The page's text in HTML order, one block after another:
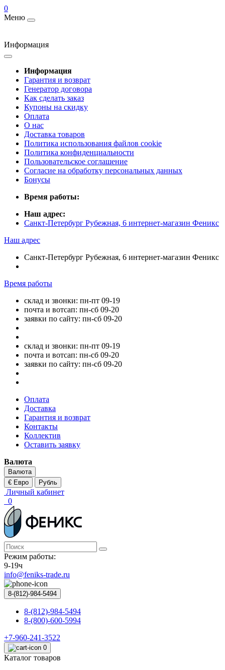
0
Меню
Информация
Информация
Гарантия и возврат
Генератор договора
Как сделать заказ
Купоны на скидку
Оплата
О нас
Доставка товаров
Политика использования файлов cookie
Политика конфиденциальности
Пользовательское соглашение
Согласие на обработку персональных данных
Бонусы
Время работы:
Наш адрес:
Санкт-Петербург Рубежная, 6 интернет-магазин Феникс
Наш адрес
Санкт-Петербург Рубежная, 6 интернет-магазин Феникс
Время работы
склад и звонки: пн-пт 09-19
почта и вотсап: пн-сб 09-20
заявки по сайту: пн-сб 09-20
склад и звонки: пн-пт 09-19
почта и вотсап: пн-сб 09-20
заявки по сайту: пн-сб 09-20
Оплата
Доставка
Гарантия и возврат
Контакты
Коллектив
Оставить заявку
Валюта
Валюта
€ Евро
Рубль
Личный кабинет
0
Режим работы:
9-19ч
info@feniks-trade.ru
8-(812)-984-5494
8-(812)-984-5494
8-(800)-600-5994
+7-960-241-3522
0
Каталог товаров